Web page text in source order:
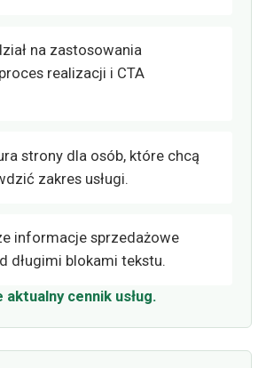
na zastosowania
realizacji i CTA
strony dla osób, które chcą
zakres usługi.
informacje sprzedażowe
długimi blokami tekstu.
cennik usług.